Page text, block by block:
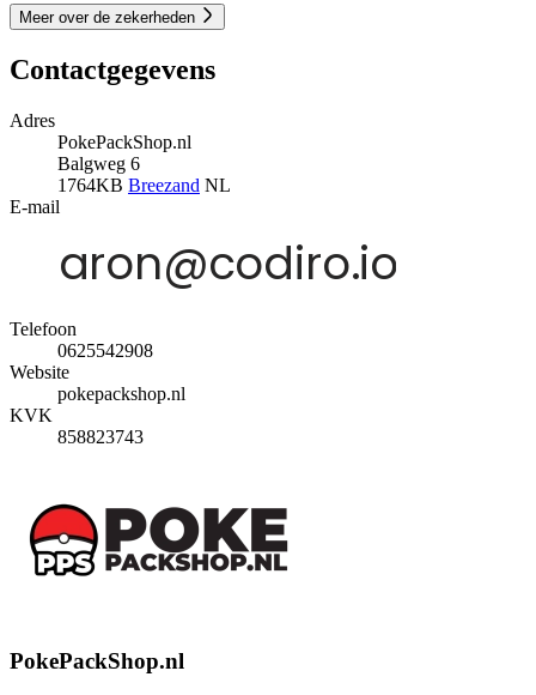
Meer over de zekerheden
Contactgegevens
Adres
PokePackShop.nl
Balgweg 6
1764KB Breezand NL
E-mail
Telefoon
0625542908
Website
pokepackshop.nl
KVK
858823743
PokePackShop.nl